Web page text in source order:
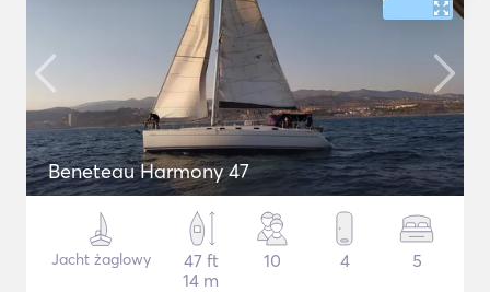
Beneteau Harmony 47
Jacht żaglowy
47 ft
14 m
10 4 5